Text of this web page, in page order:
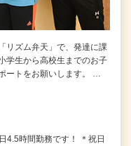
リズム弁天」で、発達に課
学生から高校生までのお子
ートをお願いします。 …
4.5時間勤務です！ ＊祝日